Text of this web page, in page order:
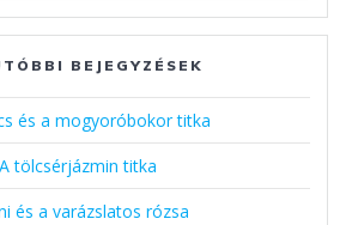
BEJEGYZÉSEK
és a mogyoróbokor titka
A tölcsérjázmin titka
és a varázslatos rózsa